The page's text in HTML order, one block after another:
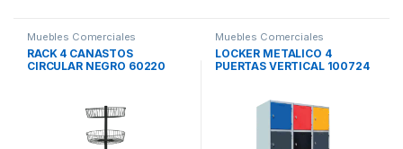
Muebles Comerciales
RACK 4 CANASTOS
CIRCULAR NEGRO 60220
Muebles Comerciales
LOCKER METALICO 4
PUERTAS VERTICAL 100724